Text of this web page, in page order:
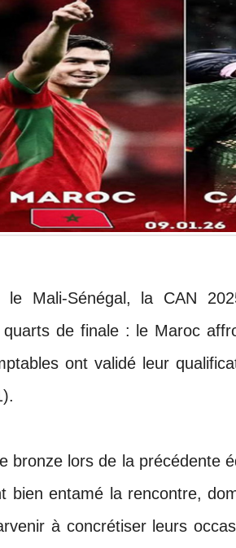
le Mali-Sénégal, la CAN
de finale : le Maroc
ont validé leur
bronze lors de la précédente
bien entamé la rencontre,
à concrétiser leurs